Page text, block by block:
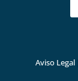
Aviso Legal